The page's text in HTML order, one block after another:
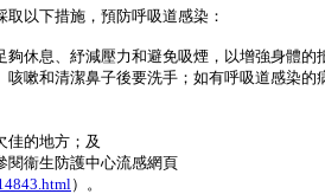
以下措施，預防呼吸道感染：
休息、紓減壓力和避免吸煙，以增強身體的
嗽和清潔鼻子後要洗手；如有呼吸道感染的
佳的地方；及
衞生防護中心流感網頁
）。